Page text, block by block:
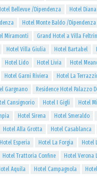
Bellevue /Dipendenza
Hotel Diana
Hotel Monte Baldo /Dipendenza
Miramonti
Grand Hotel a Villa
Hotel Villa Giulia Hotel Bartabel
Hotel Lido Hotel Livia Hotel
Hotel Garni Riviera Hotel La
Gargnano
Residence Hotel Palazzo
Cansignorio Hotel I Gigli
Hotel
Hotel Sirena Hotel Smeraldo
Hotel Alla Grotta Hotel Casablanca
Hotel Esperia Hotel La Forgia Hotel
Hotel Trattoria Confine Hotel Verona
Aquila Hotel Campagnola